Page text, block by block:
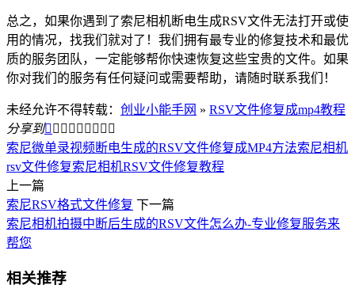
总之，如果你遇到了索尼相机断电生成RSV文件无法打开或使
用的情况，找我们就对了！我们拥有最专业的修复技术和最优
质的服务团队，一定能够帮你快速恢复这些宝贵的文件。如果
你对我们的服务有任何疑问或需要帮助，请随时联系我们！
未经允许不得转载： 创业小能手网 » RSV文件修复成mp4教程
分享到        
索尼微单录视频断电生成的RSV文件修复成MP4方法索尼相机
rsv文件修复索尼相机RSV文件修复教程
上一篇
索尼RSV格式文件修复 下一篇
索尼相机拍摄中断后生成的RSV文件怎么办-专业修复服务来
帮您
相关推荐